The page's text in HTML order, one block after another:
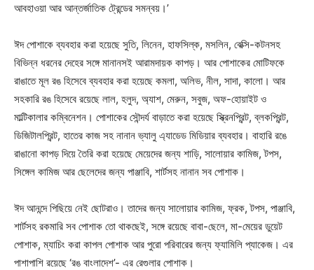
আবহাওয়া আর আন্তর্জাতিক ট্রেন্ডের সমন্বয়।’
ঈদ পোশাকে ব্যবহার করা হয়েছে সুতি, লিনেন, হাফসিল্ক, মসলিন, বেক্সি-কটনসহ
বিভিন্ন ধরনের দেহের সঙ্গে মানানসই আরামদায়ক কাপড়। আর পোশাকের মোটিফকে
রাঙাতে মূল রঙ হিসেবে ব্যবহার করা হয়েছে কমলা, অলিভ, নীল, সাদা, কালো। আর
সহকারি রঙ হিসেবে রয়েছে লাল, হলুদ, অ্যাশ, মেরুন, সবুজ, অফ-হোয়াইট ও
মাল্টিকালার কম্বিনেশন। পোশাকের সৌন্দর্য বাড়াতে করা হয়েছে স্ক্রিনপ্রিন্ট, ব্লকপ্রিন্ট,
ডিজিটালপ্রিন্ট, হাতের কাজ সহ নানান ভ্যালু এ্যাডেড মিডিয়ার ব্যবহার। বাহারি রঙে
রাঙানো কাপড় দিয়ে তৈরি করা হয়েছে মেয়েদের জন্য শাড়ি, সালোয়ার কামিজ, টপস,
সিঙ্গেল কামিজ আর ছেলেদের জন্য পাঞ্জাবি, শার্টসহ নানান সব পোশাক।
ঈদ আনন্দে পিছিয়ে নেই ছোটরাও। তাদের জন্য সালোয়ার কামিজ, ফ্রক, টপস, পাঞ্জাবি,
শার্টসহ রকমারি সব পোশাক তো থাকছেই, সঙ্গে রয়েছে বাবা-ছেলে, মা-মেয়ের ডুয়েট
পোশাক, ম্যাচিং করা কাপল পোশাক আর পুরো পরিবারের জন্য ফ্যামিলি প্যাকেজ। এর
পাশাপাশি রয়েছে ‘রঙ বাংলাদেশ’- এর রেগুলার পোশাক।